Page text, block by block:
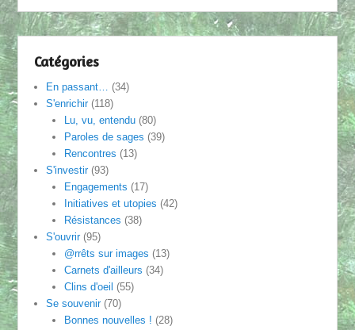
Catégories
En passant… (34)
S'enrichir(118)
Lu, vu, entendu(80)
Paroles de sages (39)
Rencontres (13)
S'investir(93)
Engagements (17)
Initiatives et utopies (42)
Résistances (38)
S'ouvrir(95)
@rrêts sur images (13)
Carnets d'ailleurs (34)
Clins d'oeil (55)
Se souvenir(70)
Bonnes nouvelles ! (28)